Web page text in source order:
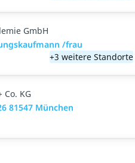
GmbH
/frau
+3 weitere Standorte
KG
81547 München